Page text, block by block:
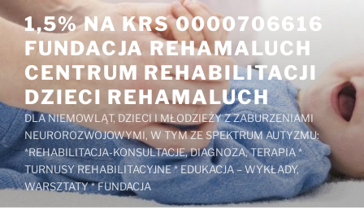
Przejdź
do
treści
1,5% NA KRS 0000706616
FUNDACJA REHAMALUCH
CENTRUM REHABILITACJI
DZIECI REHAMALUCH
DLA NIEMOWLĄT, DZIECI I MŁODZIEŻY Z ZABURZENIAMI
NEUROROZWOJOWYMI, W TYM ZE SPEKTRUM AUTYZMU:
*REHABILITACJA-KONSULTACJE, DIAGNOZA, TERAPIA *
TURNUSY REHABILITACYJNE * EDUKACJA – WYKŁADY,
WARSZTATY * FUNDACJA